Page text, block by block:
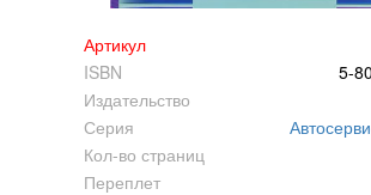
Артикул
ISBN
5-
Издательство
Серия
Кол-во страниц
Переплет